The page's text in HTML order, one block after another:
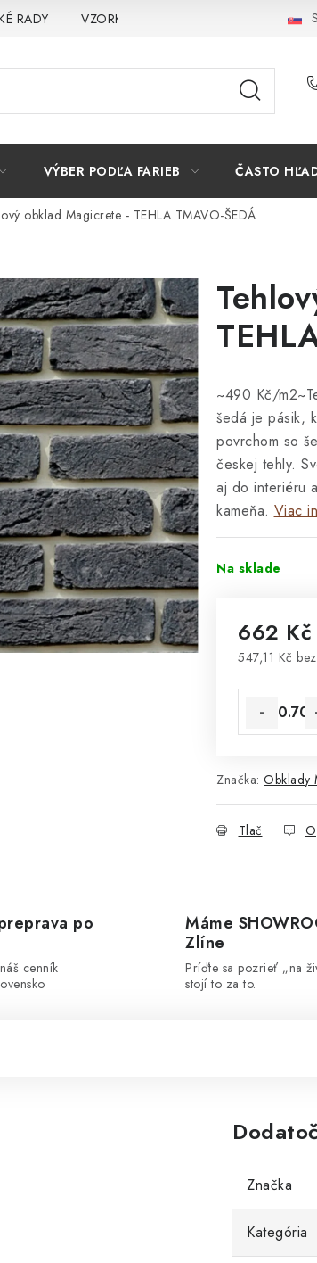
RADY VZORKA PREČO
VÝBER PODĽA FARIEB ČASTO
obklad Magicrete - TEHLA TMAVO-ŠEDÁ
~490 Kč/
šedá je pásik,
povrchom so
českej tehly.
aj do interiéru
kameňa. Viac
Na sklade
662
547,11 Kč
Značka: Obklady
Tlač
po
cenník
Máme
Zlíne
Príďte sa pozrieť „na
stojí to za to.
Značka
Kategória